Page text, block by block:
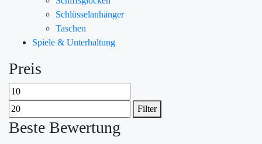
Schlüsselanhänger
Taschen
Spiele & Unterhaltung
Preis
Filter
Beste Bewertung